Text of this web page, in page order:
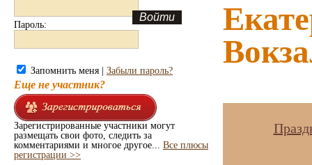
Пароль:
Запомнить меня | Забыли пароль?
Еще не участник?
Зарегистрированные участники могут
размещать свои фото, следить за
комментариями и многое другое... Все плюсы
регистрации >>